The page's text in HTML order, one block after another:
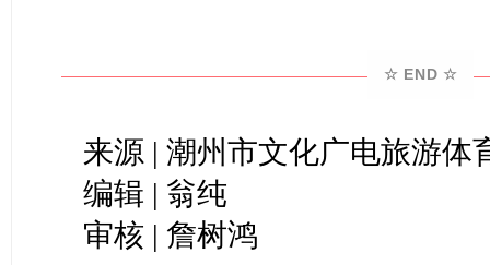
☆ END ☆
来源 | 潮州市文化广电旅游体
编辑 | 翁纯
审核 | 詹树鸿